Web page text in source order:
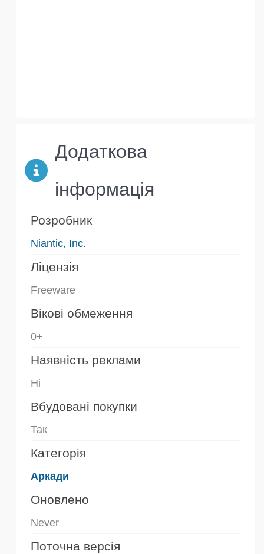
Додаткова
інформація
Розробник
Niantic, Inc.
Ліцензія
Freeware
Вікові обмеження
0+
Наявність реклами
Ні
Вбудовані покупки
Так
Категорія
Аркади
Оновлено
Never
Поточна версія